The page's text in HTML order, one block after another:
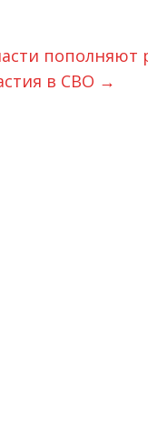
в СВО →